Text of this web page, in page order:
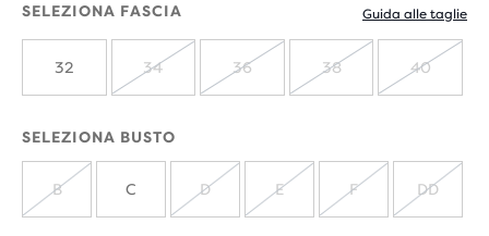
SELEZIONA FASCIA Guida alle taglie
32
ESAURITO
34
ESAURITO
36
ESAURITO
38 40
SELEZIONA BUSTO
B C
ESAURITO
D
ESAURITO
E
ESAURITO
F DD